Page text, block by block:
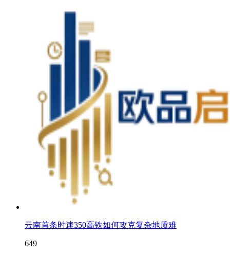
云南首条时速350高铁如何攻克复杂地质难
649